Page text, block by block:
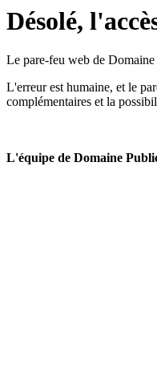
Désolé,
Le pare-feu web de Domaine
L'erreur est humaine, et le
complémentaires et la
L'équipe de Domaine